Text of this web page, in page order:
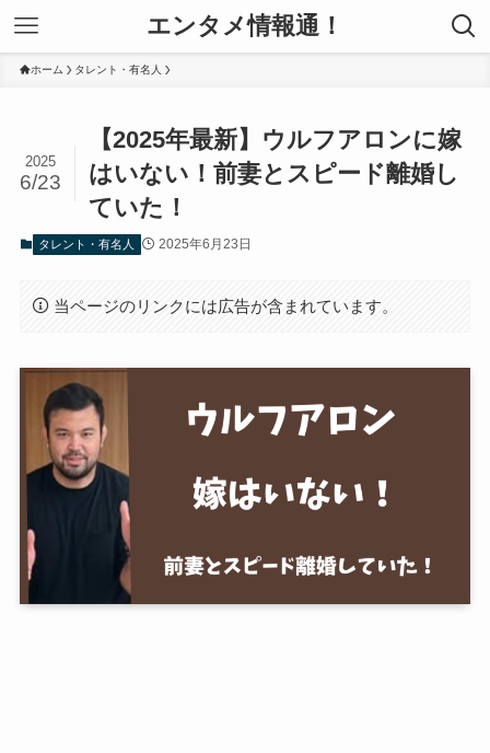
エンタメ情報通！
ホーム タレント・有名人
【2025年最新】ウルフアロンに嫁
はいない！前妻とスピード離婚し
ていた！
2025
6/23
タレント・有名人 2025年6月23日
当ページのリンクには広告が含まれています。